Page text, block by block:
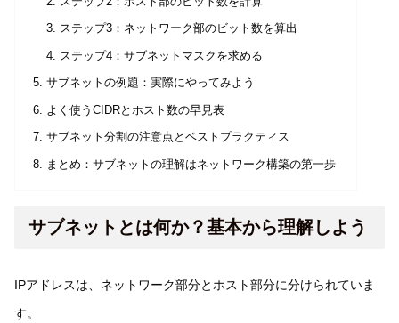
ステップ3：ネットワーク部のビット数を算出
ステップ4：サブネットマスクを求める
サブネットの例題：実際にやってみよう
よく使うCIDRとホスト数の早見表
サブネット分割の注意点とベストプラクティス
まとめ：サブネットの理解はネットワーク構築の第一歩
サブネットとは何か？基本から理解しよう
IPアドレスは、ネットワーク部分とホスト部分に分けられていま
す。